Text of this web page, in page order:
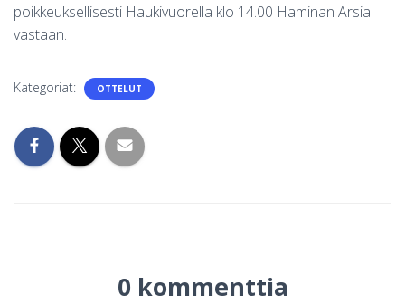
poikkeuksellisesti Haukivuorella klo 14.00 Haminan Arsia
vastaan.
Kategoriat: OTTELUT
0 kommenttia